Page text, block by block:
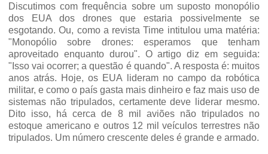
Discutimos com frequência sobre um suposto monopólio
dos EUA dos drones que estaria possivelmente se
esgotando. Ou, como a revista Time intitulou uma matéria:
"Monopólio sobre drones: esperamos que tenham
aproveitado enquanto durou". O artigo diz em seguida:
"Isso vai ocorrer; a questão é quando". A resposta é: muitos
anos atrás. Hoje, os EUA lideram no campo da robótica
militar, e como o país gasta mais dinheiro e faz mais uso de
sistemas não tripulados, certamente deve liderar mesmo.
Dito isso, há cerca de 8 mil aviões não tripulados no
estoque americano e outros 12 mil veículos terrestres não
tripulados. Um número crescente deles é grande e armado.